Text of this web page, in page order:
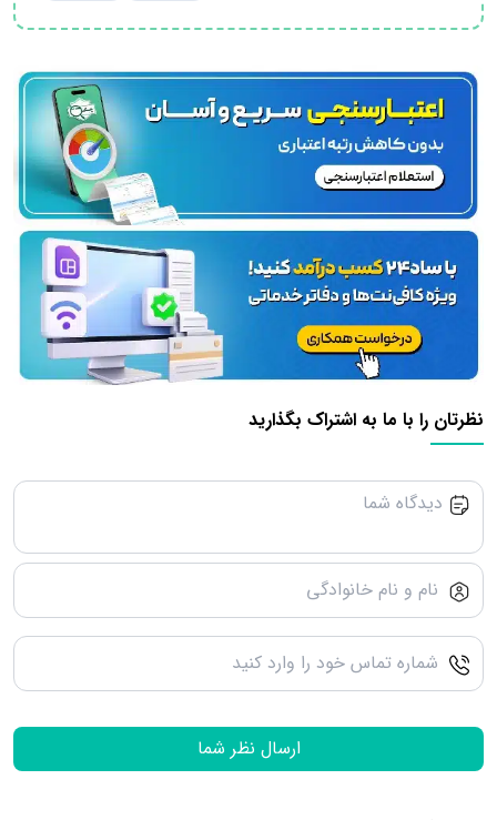
نظرتان را با ما به اشتراک بگذارید
ارسال نظر شما